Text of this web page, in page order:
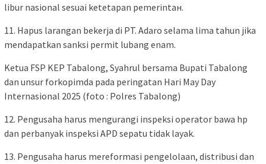
libur nasional sesuai ketetapan pemerintан.
11. Hapus larangan bekerja di PT. Adaro selama lima tahun jika
mendapatkan sanksi permit lubang enam.
Ketua FSP KEP Tabalong, Syahrul bersama Bupati Tabalong
dan unsur forkopimda pada peringatan Hari May Day
Internasional 2025 (foto : Polres Tabalong)
12. Pengusaha harus mengurangi inspeksi operator bawa hp
dan perbanyak inspeksi APD sepatu tidak layak.
13. Pengusaha harus mereformasi pengelolaan, distribusi dan